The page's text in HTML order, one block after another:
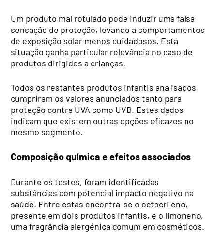
Um produto mal rotulado pode induzir uma falsa
sensação de proteção, levando a comportamentos
de exposição solar menos cuidadosos. Esta
situação ganha particular relevância no caso de
produtos dirigidos a crianças.
Todos os restantes produtos infantis analisados
cumpriram os valores anunciados tanto para
proteção contra UVA como UVB. Estes dados
indicam que existem outras opções eficazes no
mesmo segmento.
Composição química e efeitos associados
Durante os testes, foram identificadas
substâncias com potencial impacto negativo na
saúde. Entre estas encontra-se o octocrileno,
presente em dois produtos infantis, e o limoneno,
uma fragrância alergénica comum em cosméticos.